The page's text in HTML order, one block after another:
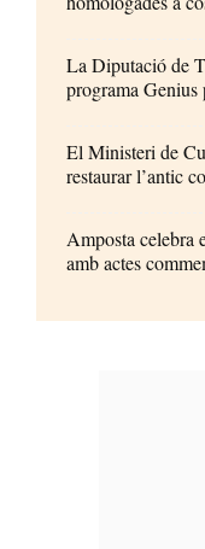
La Diputació de
programa Genius
El Ministeri de
restaurar l’antic
Amposta celebra
amb actes